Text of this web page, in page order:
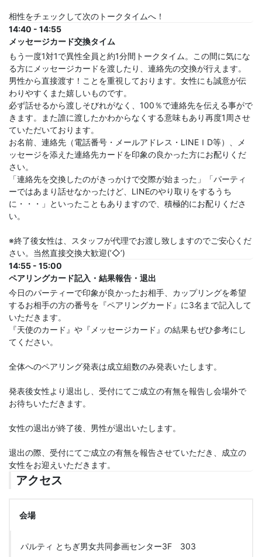
相性をチェックして次のトークタイムへ！
14:40 - 14:55
メッセージカード交換タイム
もう一度1対1で異性全員と約1分間トークタイム。この間に気にな
る方にメッセージカードを渡したり、連絡先の交換が行えます。
男性から直接渡す！ことを重視しております。女性にも誠意が伝
わりやすくまた嬉しいものです。
必ず話せるから渡しそびれがなく、100％で連絡先を伝える事がで
きます。また誰に渡したかわからなくする意味もあり再度1周させ
ていただいております。
お名前、連絡先（電話番号・メールアドレス・LINEＩD等）、メ
ッセージを添えた連絡先カードを印象の良かった方にお配りくだ
さい。
「連絡先を交換したのがきっかけで交際が始まった」「パーティ
ーではあまり話せなかったけど、LINEのやり取りをするうち
に・・・」といったこともありますので、積極的にお配りくださ
い。
※終了後女性は、スタッフが代理でお渡し致しますのでご安心くだ
さい。当然直接交換大歓迎(’◇’)ゞ
14:55 - 15:00
ペアリングカード記入・結果報告・退出
今日のパーティーで印象が良かったお相手、カップリングを希望
するお相手の方の番号を『ペアリングカード』に3名まで記入して
いただきます。
『天使のカード』や『メッセージカード』の結果もぜひ参考にし
てください。
全体へのペアリング発表は成立組数のみ発表いたします。
発表後女性より退出し、受付にてご成立の有無を報告し会場外で
お待ちいただきます。
女性の退出が終了後、男性が退出いたします。
退出の際、受付にてご成立の有無を報告させていただき、成立の
女性をお迎えいただきます。
アクセス
会場
パルティ とちぎ男女共同参画センター3F 303